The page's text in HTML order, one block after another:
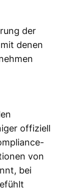
der
denen
offiziell
von
bei